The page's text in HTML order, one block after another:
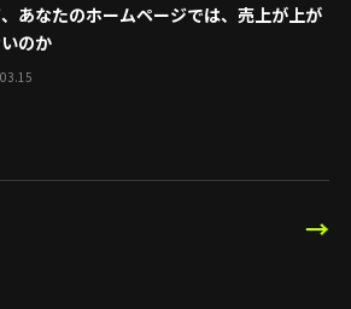
あなたのホームページでは、売上が上が
のか
→